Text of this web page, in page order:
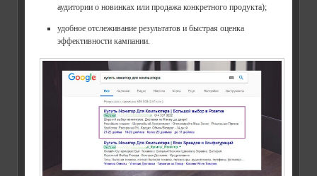
аудитории о новинках или продажа конкретного продукта);
удобное отслеживание результатов и быстрая оценка
эффективности кампании.